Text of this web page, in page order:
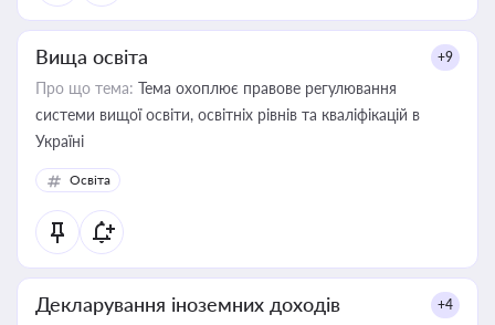
Вища освіта +9
Про що тема: Тема охоплює правове регулювання
системи вищої освіти, освітніх рівнів та кваліфікацій в
Україні
Освіта
Декларування іноземних доходів +4